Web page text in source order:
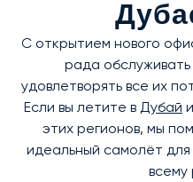
С открытием нового
рада
удовлетворять все их
Если вы летите в Дубай
этих регионов, мы
идеальный самолёт
всему